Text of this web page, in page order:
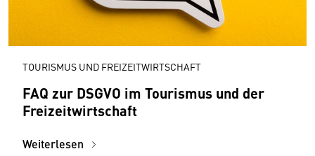
TOURISMUS UND FREIZEITWIRTSCHAFT
FAQ zur DSGVO im Tourismus und der
Freizeitwirtschaft
Weiterlesen